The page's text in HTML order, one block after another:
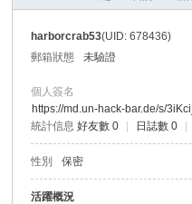
harborcrab53(UID: 678436)
郵箱狀態
未驗證
個人簽名
https://md.un-hack-bar.de/s/
統計信息 好友數 0 日誌數 0
性別 保密
活躍概況